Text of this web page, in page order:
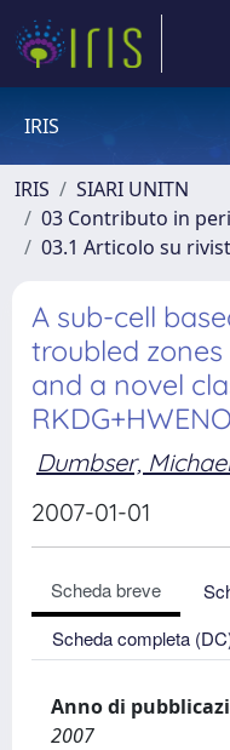
IRIS
IRIS
SIARI UNITN
03 Contributo in
03.1 Articolo su
A sub-cell
troubled zones
and a novel
Dumbser,
2007-01-01
Scheda breve
Scheda completa
Anno di
2007